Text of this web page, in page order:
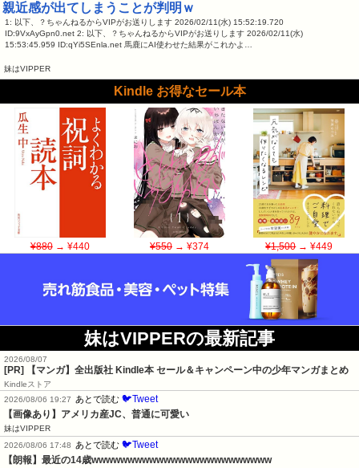
親近感が出てしまうことが判明ｗ
1: 以下、？ちゃんねるからVIPがお送りします 2026/02/11(水) 15:52:19.720
ID:9VxAyGpn0.net 2: 以下、？ちゃんねるからVIPがお送りします 2026/02/11(水)
15:53:45.959 ID:qYi5SEnla.net 馬鹿にAI使わせた結果がこれかよ…
妹はVIPPER
Kindle お得なセール本
¥880→ ¥440 ¥550→ ¥374 ¥1,500→ ¥449
妹はVIPPERの最新記事
2026/08/07
[PR] 【マンガ】全出版社 Kindle本 セール＆キャンペーン中の少年マンガまとめ
Kindleストア
2026/08/06 19:27
あとで読む 🐦Tweet
【画像あり】アメリカ産JC、普通に可愛い
妹はVIPPER
2026/08/06 17:48
あとで読む 🐦Tweet
【朗報】最近の14歳wwwwwwwwwwwwwwwwwwwwwwwww